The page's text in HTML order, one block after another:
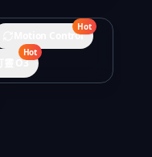
Hot
Motion Control
Hot
可靈 O3